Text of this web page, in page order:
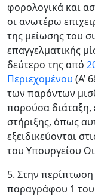
φορολογικά και
οι ανωτέρω
της μείωσης του
επαγγελματικής
δεύτερο της από
Περιεχομένου (Α’
των παρόντων
παρούσα διάταξη,
στήριξης, όπως
εξειδικεύονται
του Υπουργείου
5. Στην περίπτωση
παραγράφου 1